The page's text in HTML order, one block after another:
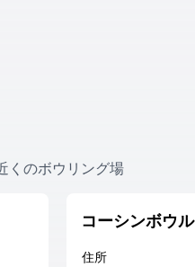
くのボウリング場
コーシンボウル
住所